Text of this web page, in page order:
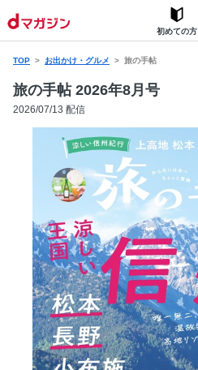
初めての方
TOP お出かけ・グルメ 旅の手帖
旅の手帖 2026年8月号
2026/07/13 配信